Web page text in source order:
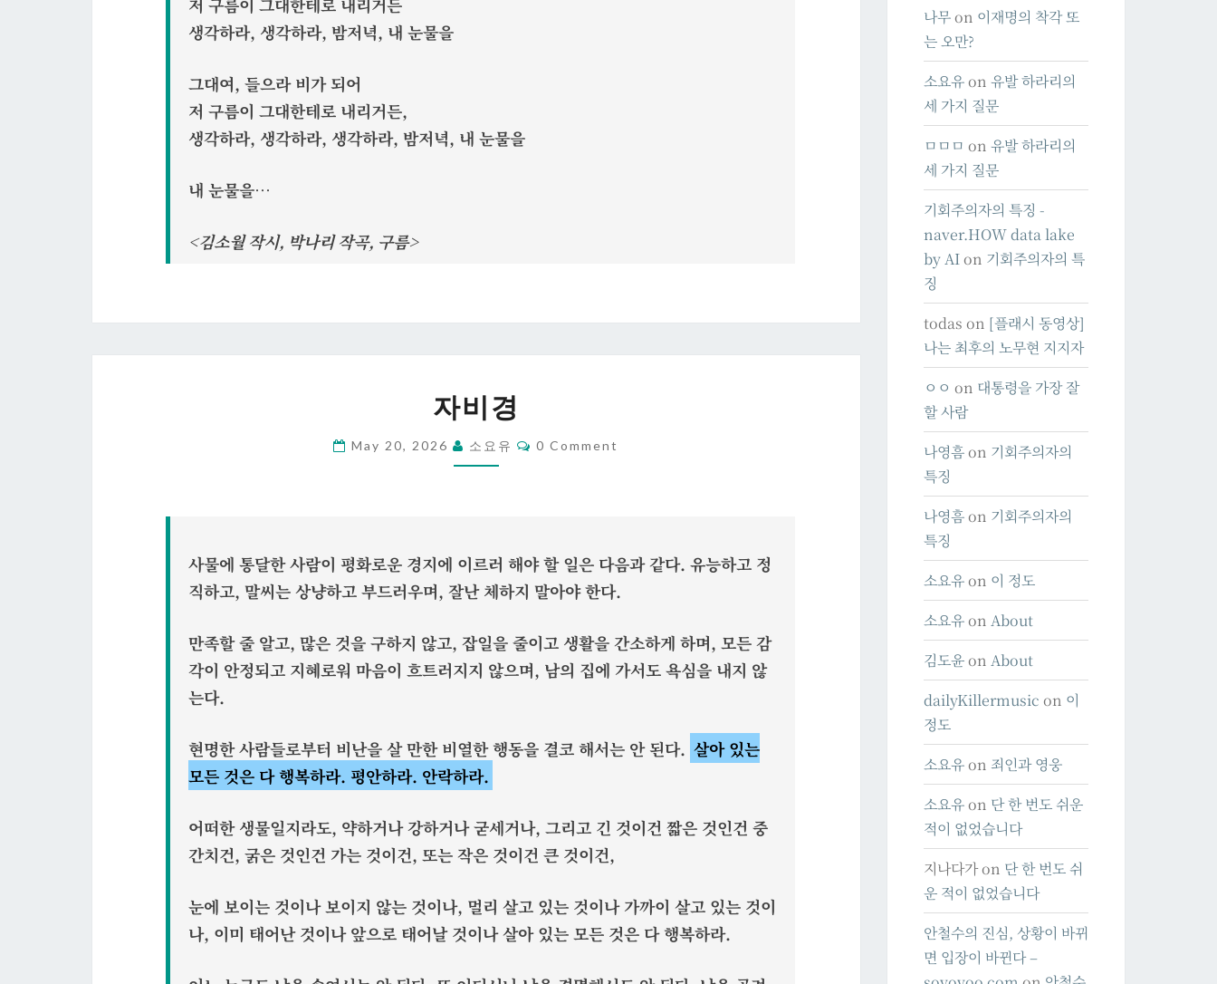
생각하라, 생각하라, 밤저녁, 내 눈물을
그대여, 들으라 비가 되어
저 구름이 그대한테로 내리거든,
생각하라, 생각하라, 생각하라, 밤저녁, 내 눈물을
내 눈물을…
<김소월 작시, 박나리 작곡, 구름>
비
경
자비경
May 20, 2026 소요유 Comments
0 Comment
사물에 통달한 사람이 평화로운 경지에 이르러 해야 할 일은 다음과 같다. 유능하고 정
직하고, 말씨는 상냥하고 부드러우며, 잘난 체하지 말아야 한다.
만족할 줄 알고, 많은 것을 구하지 않고, 잡일을 줄이고 생활을 간소하게 하며, 모든 감
각이 안정되고 지혜로워 마음이 흐트러지지 않으며, 남의 집에 가서도 욕심을 내지 않
는다.
현명한 사람들로부터 비난을 살 만한 비열한 행동을 결코 해서는 안 된다. 살아 있는
모든 것은 다 행복하라. 평안하라. 안락하라.
어떠한 생물일지라도, 약하거나 강하거나 굳세거나, 그리고 긴 것이건 짧은 것인건 중
간치건, 굵은 것인건 가는 것이건, 또는 작은 것이건 큰 것이건,
눈에 보이는 것이나 보이지 않는 것이나, 멀리 살고 있는 것이나 가까이 살고 있는 것이
나, 이미 태어난 것이나 앞으로 태어날 것이나 살아 있는 모든 것은 다 행복하라.
나무on 이재명의 착각 또
는 오만?
소요유on 유발 하라리의
세 가지 질문
ㅁㅁㅁ on 유발 하라리의
세 가지 질문
기회주의자의 특징 -
naver.HOW data lake
by AIon 기회주의자의 특
징
todas on [플래시 동영상]
나는 최후의 노무현 지지자
ㅇㅇ on 대통령을 가장 잘
할 사람
나영흠on 기회주의자의
특징
나영흠on 기회주의자의
특징
소요유on 이 정도
소요유on About
김도윤on About
dailyKillermusic on 이
정도
소요유on 죄인과 영웅
소요유on 단 한 번도 쉬운
적이 없었습니다
지나다가on 단 한 번도 쉬
운 적이 없었습니다
안철수의 진심, 상황이 바뀌
면 입장이 바뀐다 –